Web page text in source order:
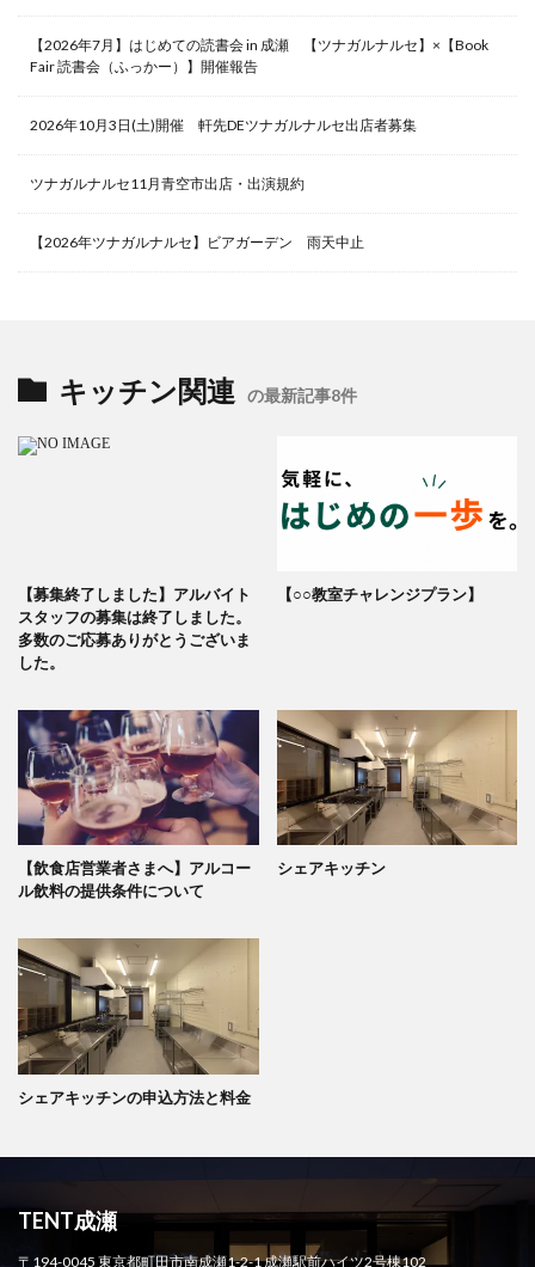
【2026年7月】はじめての読書会 in 成瀬 【ツナガルナルセ】×【Book
Fair 読書会（ふっかー）】開催報告
2026年10月3日(土)開催 軒先DEツナガルナルセ出店者募集
ツナガルナルセ11月青空市出店・出演規約
【2026年ツナガルナルセ】ビアガーデン 雨天中止
キッチン関連 の最新記事8件
【募集終了しました】アルバイト
スタッフの募集は終了しました。
多数のご応募ありがとうございま
した。
【○○教室チャレンジプラン】
【飲食店営業者さまへ】アルコー
ル飲料の提供条件について
シェアキッチン
シェアキッチンの申込方法と料金
TENT成瀬
〒194-0045 東京都町田市南成瀬1-2-1 成瀬駅前ハイツ2号棟102